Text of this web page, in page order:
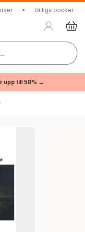
• Billiga böcker
upp till 50% →